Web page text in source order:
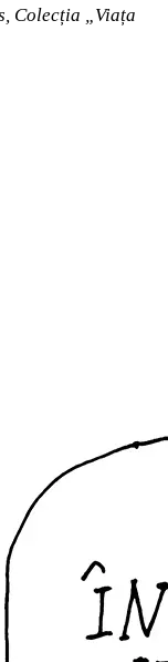
Colecția „Viața